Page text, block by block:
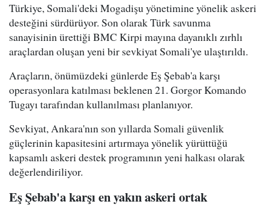
Türkiye, Somali'deki Mogadişu yönetimine yönelik askeri
desteğini sürdürüyor. Son olarak Türk savunma
sanayisinin ürettiği BMC Kirpi mayına dayanıklı zırhlı
araçlardan oluşan yeni bir sevkiyat Somali'ye ulaştırıldı.
Araçların, önümüzdeki günlerde Eş Şebab'a karşı
operasyonlara katılması beklenen 21. Gorgor Komando
Tugayı tarafından kullanılması planlanıyor.
Sevkiyat, Ankara'nın son yıllarda Somali güvenlik
güçlerinin kapasitesini artırmaya yönelik yürüttüğü
kapsamlı askeri destek programının yeni halkası olarak
değerlendiriliyor.
Eş Şebab'a karşı en yakın askeri ortak